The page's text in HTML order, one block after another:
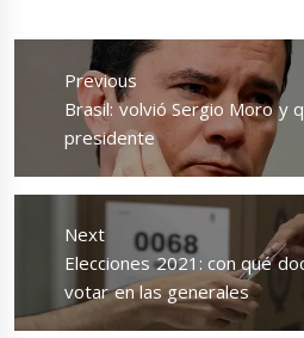
Navegación
entradas
Previous
Previous
post:
Brasil: volvió Sergio Moro y
presidente
Next
Next
post:
Elecciones 2021: con qué
votar en las generales